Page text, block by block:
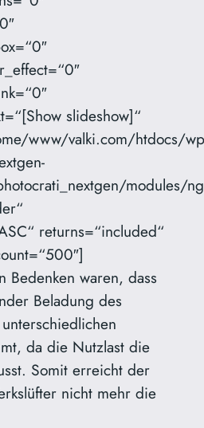
slideshow]“
www/valki.com/htdocs/
modules/
returns=“included“
Bedenken waren, dass
Beladung des
da die Nutzlast die
Somit erreicht der
nicht mehr die